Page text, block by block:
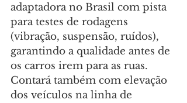
adaptadora no Brasil com pista
para testes de rodagens
(vibração, suspensão, ruídos),
garantindo a qualidade antes de
os carros irem para as ruas.
Contará também com elevação
dos veículos na linha de